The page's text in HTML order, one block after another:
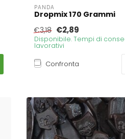
PANDA
Dropmix 170 Grammi
€3,18 €2,89
Disponibile. Tempi di
lavorativi
Confronta